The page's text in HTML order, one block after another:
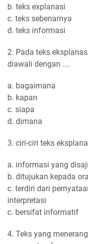
b. teks explanasi
c. teks sebenarnya
d. teks informasi
2. Pada teks
diawali dengan ....
a. bagaimana
b. kapan
c. siapa
d. dimana
3. ciri-ciri teks
a. informasi yang
b. ditujukan kepada
c. terdiri dari
interpretasi
c. bersifat informatif
4. Teks yang